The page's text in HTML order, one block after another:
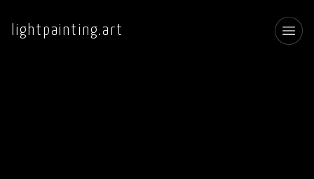
lightpainting.art